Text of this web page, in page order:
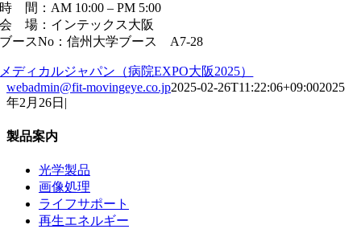
時 間：AM 10:00 – PM 5:00
会 場：インテックス大阪
ブースNo：信州大学ブース A7-28
メディカルジャパン（病院EXPO大阪2025）
webadmin@fit-movingeye.co.jp2025-02-26T11:22:06+09:002025
年2月26日 |
製品案内
光学製品
画像処理
ライフサポート
再生エネルギー